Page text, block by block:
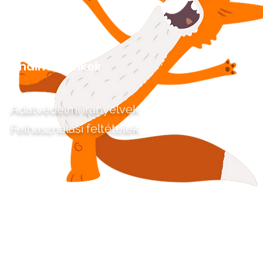
Unalmas linkek
Adatvédelmi irányelvek
Felhasználási feltételek